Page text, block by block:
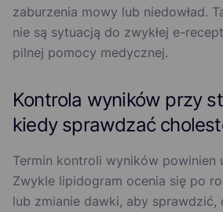
zaburzenia mowy lub niedowład.
nie są sytuacją do zwykłej e-
pilnej pomocy medycznej.
Kontrola wyników przy
kiedy sprawdzać
Termin kontroli wyników powinien
Zwykle lipidogram ocenia się po
lub zmianie dawki, aby sprawdzić,